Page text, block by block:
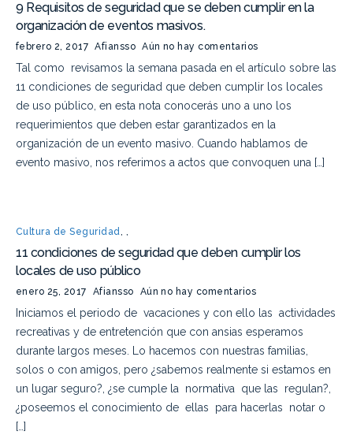
9 Requisitos de seguridad que se deben cumplir en la
organización de eventos masivos.
febrero 2, 2017 Afiansso Aún no hay comentarios
Tal como revisamos la semana pasada en el artículo sobre las
11 condiciones de seguridad que deben cumplir los locales
de uso público, en esta nota conocerás uno a uno los
requerimientos que deben estar garantizados en la
organización de un evento masivo. Cuando hablamos de
evento masivo, nos referimos a actos que convoquen una […]
Cultura de Seguridad, ,
11 condiciones de seguridad que deben cumplir los
locales de uso público
enero 25, 2017 Afiansso Aún no hay comentarios
Iniciamos el periodo de vacaciones y con ello las actividades
recreativas y de entretención que con ansias esperamos
durante largos meses. Lo hacemos con nuestras familias,
solos o con amigos, pero ¿sabemos realmente si estamos en
un lugar seguro?, ¿se cumple la normativa que las regulan?,
¿poseemos el conocimiento de ellas para hacerlas notar o
[…]